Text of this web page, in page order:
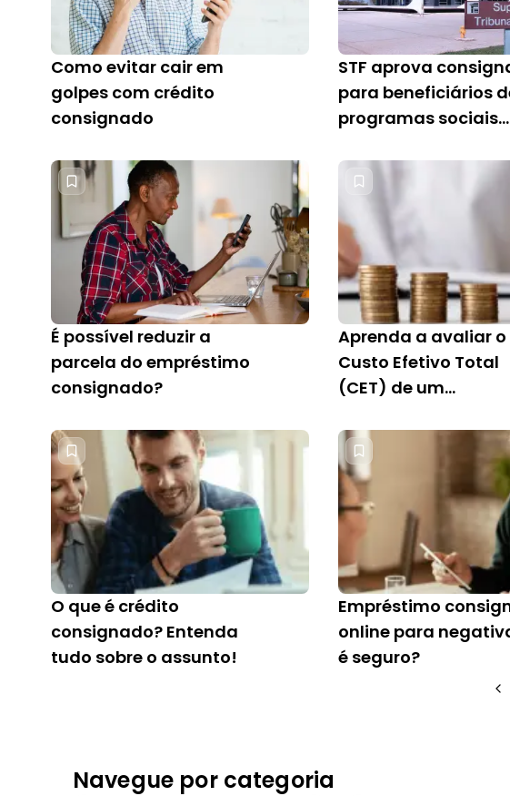
Como evitar cair em
golpes com crédito
consignado
STF aprova
para beneficiários
programas sociais
É possível reduzir a
parcela do empréstimo
consignado?
Aprenda a avaliar o
Custo Efetivo Total
(CET) de um
O que é crédito
consignado? Entenda
tudo sobre o assunto!
Empréstimo
online para
é seguro?
Navegue por categoria